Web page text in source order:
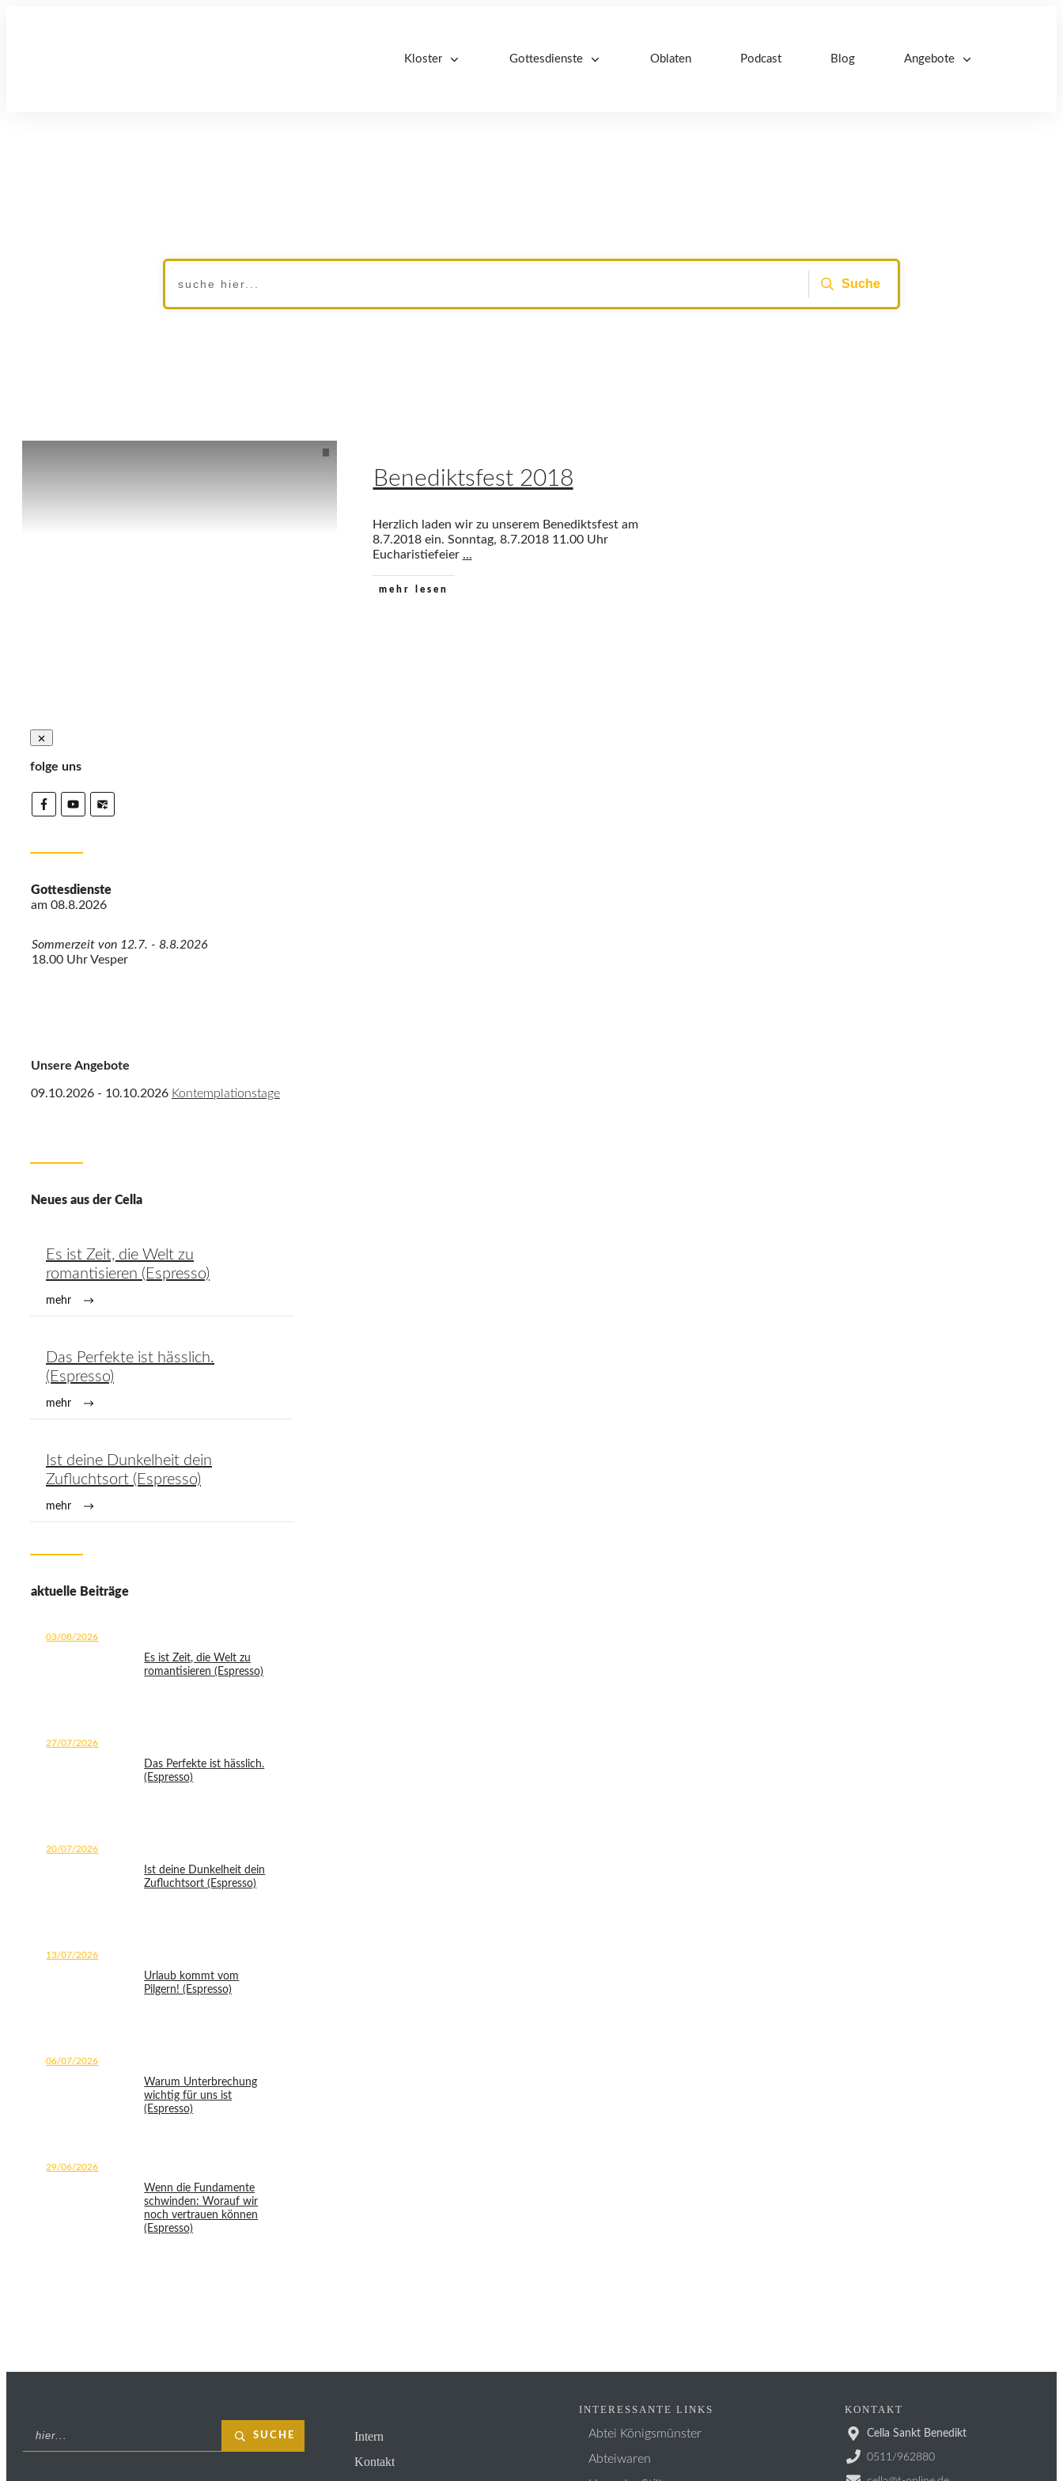
Kloster Gottesdienste Oblaten Podcast Blog Angebote
Suche
Benediktsfest 2018
Herzlich laden wir zu unserem Benediktsfest am
8.7.2018 ein. Sonntag, 8.7.2018 11.00 Uhr
Eucharistiefeier ...
mehr lesen
folge uns
Gottesdienste
am 08.8.2026
Sommerzeit von 12.7. - 8.8.2026
18.00 Uhr Vesper
Unsere Angebote
09.10.2026 - 10.10.2026 Kontemplationstage
Neues aus der Cella
Es ist Zeit, die Welt zu
romantisieren (Espresso)
mehr
Das Perfekte ist hässlich.
(Espresso)
mehr
Ist deine Dunkelheit dein
Zufluchtsort (Espresso)
mehr
aktuelle Beiträge
03/08/2026
Es ist Zeit, die Welt zu
romantisieren (Espresso)
27/07/2026
Das Perfekte ist hässlich.
(Espresso)
20/07/2026
Ist deine Dunkelheit dein
Zufluchtsort (Espresso)
13/07/2026
Urlaub kommt vom
Pilgern! (Espresso)
06/07/2026
Warum Unterbrechung
wichtig für uns ist
(Espresso)
29/06/2026
Wenn die Fundamente
schwinden: Worauf wir
noch vertrauen können
(Espresso)
SUCHE
Intern
Kontakt
INTERESSANTE LINKS
Abtei Königsmünster
Abteiwaren
KONTAKT
Cella Sankt Benedikt
0511/962880